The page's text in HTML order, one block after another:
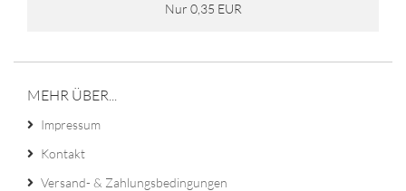
Nur 0,35 EUR
MEHR ÜBER...
Impressum
Kontakt
Versand- & Zahlungsbedingungen